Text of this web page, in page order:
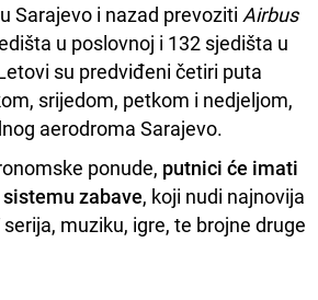
Sarajevo i nazad prevoziti Airbus
u poslovnoj i 132 sjedišta u
su predviđeni četiri puta
srijedom, petkom i nedjeljom,
aerodroma Sarajevo.
ponude, putnici će imati
zabave, koji nudi najnovija
muziku, igre, te brojne druge